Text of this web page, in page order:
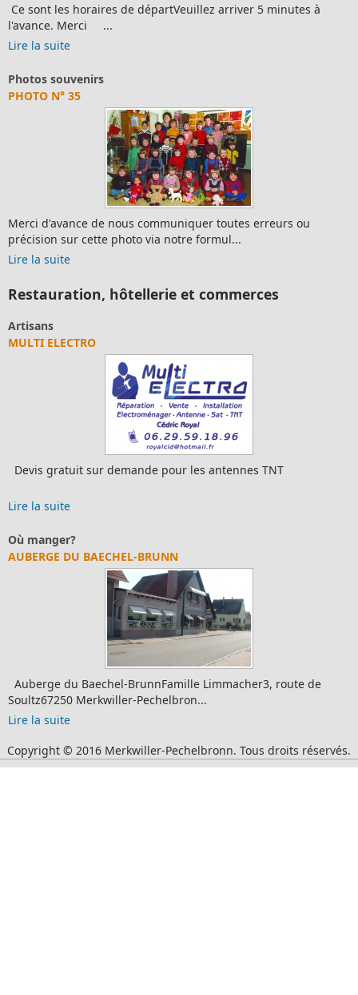
Ce sont les horaires de départVeuillez arriver 5 minutes à
l'avance. Merci ...
Lire la suite
Photos souvenirs
PHOTO N° 35
Merci d'avance de nous communiquer toutes erreurs ou
précision sur cette photo via notre formul...
Lire la suite
Restauration, hôtellerie et commerces
Artisans
MULTI ELECTRO
Devis gratuit sur demande pour les antennes TNT
Lire la suite
Où manger?
AUBERGE DU BAECHEL-BRUNN
Auberge du Baechel-BrunnFamille Limmacher3, route de
Soultz67250 Merkwiller-Pechelbron...
Lire la suite
Copyright © 2016 Merkwiller-Pechelbronn. Tous droits réservés.